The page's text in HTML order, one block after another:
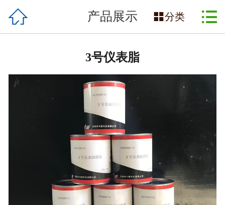
网站首页
新闻动态
联系我们
 产品展示 分类 
3号仪表脂